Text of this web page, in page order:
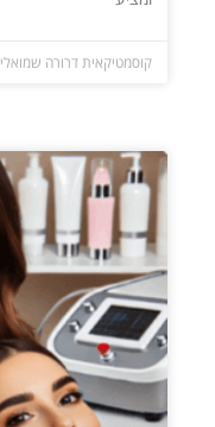
קוסמטיקאית דרורה שמואלי